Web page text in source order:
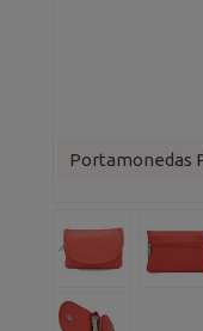
Portamonedas